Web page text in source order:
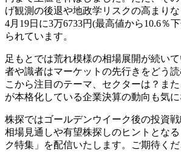
げ観測の後退や地政学リスクの高まりな
4月19日に3万6733円(最高値から10.6％
られています。
足もとでは荒れ模様の相場展開が続い
者や識者はマーケットの先行きをどう
こから注目のテーマ、セクターは？ま
が本格化している企業決算の動向も気に
株探ではゴールデンウイーク後の投資戦
相場見通しや有望株探しのヒントとな
ク特集」を配信いたします。ご期待くだ